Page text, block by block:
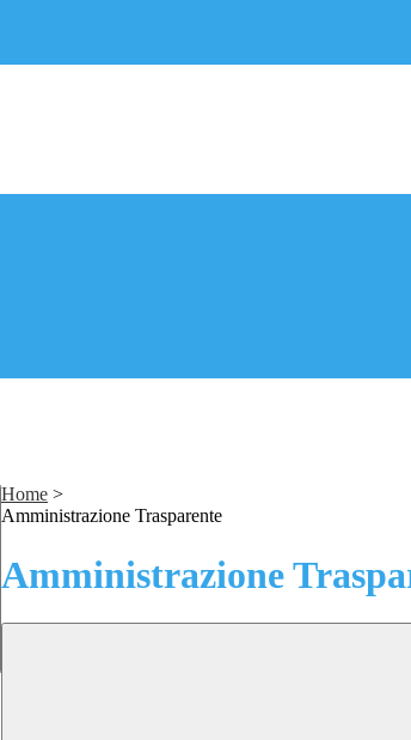
Home >
Amministrazione Trasparente
Amministrazione